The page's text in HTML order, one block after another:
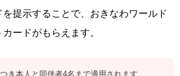
提示することで、おきなわワールド
ードがもらえます。
き本人と同伴者4名まで適用されます